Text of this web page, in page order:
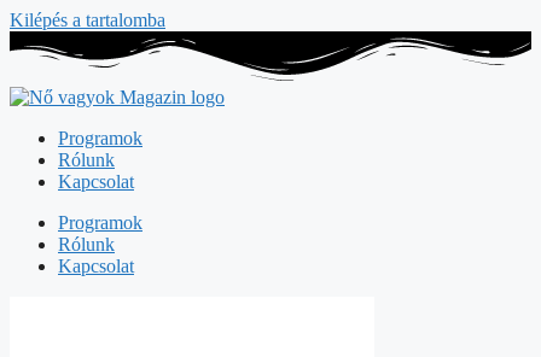
Kilépés a tartalomba
Programok
Rólunk
Kapcsolat
Programok
Rólunk
Kapcsolat